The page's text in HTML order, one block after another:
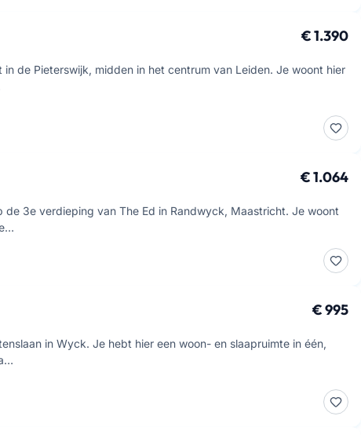
€ 1.390
de Pieterswijk, midden in het centrum van Leiden. Je woont hier
€ 1.064
de 3e verdieping van The Ed in Randwyck, Maastricht. Je woont
€ 995
in Wyck. Je hebt hier een woon- en slaapruimte in één,